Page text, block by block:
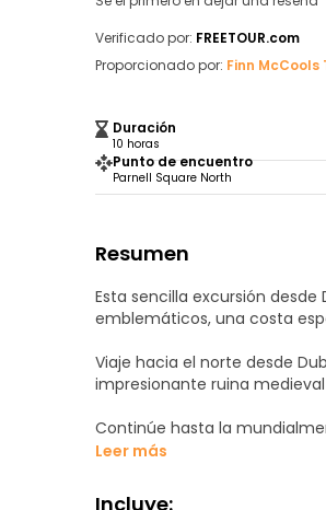
Verificado por: FREETOUR.com
Proporcionado por: Finn McCools
Duración
10 horas
Punto de encuentro
Parnell Square North
Resumen
Esta sencilla excursión
emblemáticos, una costa
Viaje hacia el norte desde
impresionante ruina
Continúe hasta la
dispondrá de 2 horas para
Leer más
Incluye: